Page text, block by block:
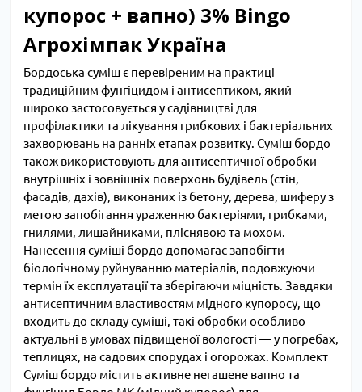
купорос + вапно) 3% Bingo
Агрохімпак Україна
Бордоська суміш є перевіреним на практиці
традиційним фунгіцидом і антисептиком, який
широко застосовується у садівництві для
профілактики та лікування грибкових і бактеріальних
захворювань на ранніх етапах розвитку. Суміш бордо
також використовують для антисептичної обробки
внутрішніх і зовнішніх поверхонь будівель (стін,
фасадів, дахів), виконаних із бетону, дерева, шиферу з
метою запобігання ураженню бактеріями, грибками,
гнилями, лишайниками, пліснявою та мохом.
Нанесення суміші бордо допомагає запобігти
біологічному руйнуванню матеріалів, подовжуючи
термін їх експлуатації та зберігаючи міцність. Завдяки
антисептичним властивостям мідного купоросу, що
входить до складу суміші, такі обробки особливо
актуальні в умовах підвищеної вологості — у погребах,
теплицях, на садових спорудах і огорожах. Комплект
Суміш бордо містить активне негашене вапно та